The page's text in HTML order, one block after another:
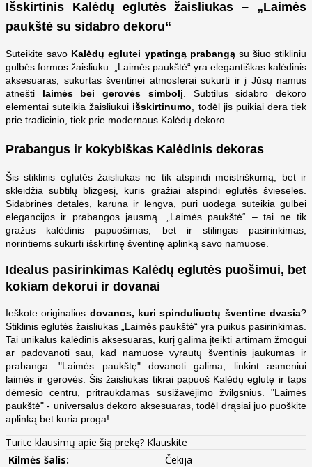
Išskirtinis Kalėdų eglutės žaisliukas – „Laimės
paukštė su sidabro dekoru“
Suteikite savo Kalėdų eglutei ypatingą prabangąsu šiuo stikliniu
gulbės formos žaisliuku. „Laimės paukštė“ yra elegantiškas kalėdinis
aksesuaras, sukurtas šventinei atmosferai sukurti ir į Jūsų namus
atnešti laimės bei gerovės simbolį . Subtilūs sidabro dekoro
elementai suteikia žaisliukui išskirtinumo , todėl jis puikiai dera tiek
prie tradicinio, tiek prie modernaus Kalėdų dekoro.
Prabangus ir kokybiškas Kalėdinis dekoras
Šis stiklinis eglutės žaisliukas ne tik atspindi meistriškumą, bet ir
skleidžia subtilų blizgesį, kuris gražiai atspindi eglutės švieseles.
Sidabrinės detalės, karūna ir lengva, puri uodega suteikia gulbei
elegancijos ir prabangos jausmą. „Laimės paukštė“ – tai ne tik
gražus kalėdinis papuošimas, bet ir stilingas pasirinkimas,
norintiems sukurti išskirtinę šventinę aplinką savo namuose.
Idealus pasirinkimas Kalėdų eglutės puošimui, bet
kokiam dekorui ir dovanai
Ieškote originalios dovanos, kuri spinduliuotų šventine dvasia?
Stiklinis eglutės žaisliukas „Laimės paukštė“ yra puikus pasirinkimas.
Tai unikalus kalėdinis aksesuaras, kurį galima įteikti artimam žmogui
ar padovanoti sau, kad namuose vyrautų šventinis jaukumas ir
prabanga. "Laimės paukštę" dovanoti galima, linkint asmeniui
laimės ir gerovės. Šis žaisliukas tikrai papuoš Kalėdų eglutę ir taps
dėmesio centru, pritraukdamas susižavėjimo žvilgsnius. "Laimės
paukštė" - universalus dekoro aksesuaras, todėl drąsiai juo puoškite
aplinką bet kuria proga!
Turite klausimų apie šią prekę? Klauskite
Kilmės šalis:
Čekija